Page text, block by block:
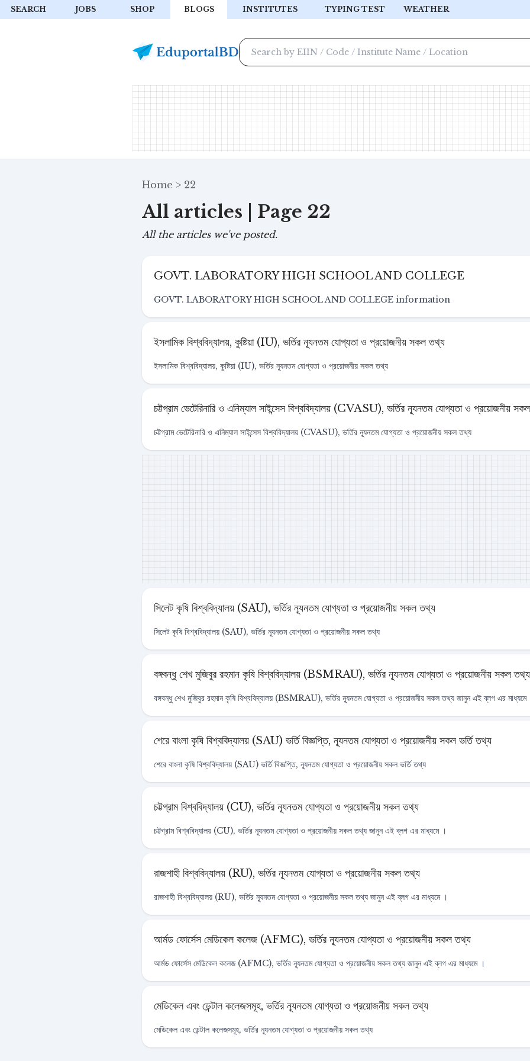
SEARCH JOBS SHOP BLOGS INSTITUTES TYPING TEST WEATHER
Home 22
All articles | Page 22
All the articles we've posted.
GOVT. LABORATORY HIGH SCHOOL AND COLLEGE
GOVT. LABORATORY HIGH SCHOOL AND COLLEGE information
ইসলামিক বিশ্ববিদ্যালয়, কুষ্টিয়া (IU), ভর্তির ন্যূনতম যোগ্যতা ও প্রয়োজনীয় সকল তথ্য
ইসলামিক বিশ্ববিদ্যালয়, কুষ্টিয়া (IU), ভর্তির ন্যূনতম যোগ্যতা ও প্রয়োজনীয় সকল তথ্য
চট্টগ্রাম ভেটেরিনারি ও এনিম্যাল সাইন্সেস বিশ্ববিদ্যালয় (CVASU), ভর্তির ন্যূনতম যোগ্যতা ও প্রয়োজনীয়
চট্টগ্রাম ভেটেরিনারি ও এনিম্যাল সাইন্সেস বিশ্ববিদ্যালয় (CVASU), ভর্তির ন্যূনতম যোগ্যতা ও প্রয়োজনীয় সকল তথ্য
সিলেট কৃষি বিশ্ববিদ্যালয় (SAU), ভর্তির ন্যূনতম যোগ্যতা ও প্রয়োজনীয় সকল তথ্য
সিলেট কৃষি বিশ্ববিদ্যালয় (SAU), ভর্তির ন্যূনতম যোগ্যতা ও প্রয়োজনীয় সকল তথ্য
বঙ্গবন্ধু শেখ মুজিবুর রহমান কৃষি বিশ্ববিদ্যালয় (BSMRAU), ভর্তির ন্যূনতম যোগ্যতা ও প্রয়োজনীয় সকল তথ্য
বঙ্গবন্ধু শেখ মুজিবুর রহমান কৃষি বিশ্ববিদ্যালয় (BSMRAU), ভর্তির ন্যূনতম যোগ্যতা ও প্রয়োজনীয় সকল তথ্য জানুন এই ব্লগ এর
শেরে বাংলা কৃষি বিশ্ববিদ্যালয় (SAU) ভর্তি বিজ্ঞপ্তি, ন্যূনতম যোগ্যতা ও প্রয়োজনীয় সকল ভর্তি তথ্য
শেরে বাংলা কৃষি বিশ্ববিদ্যালয় (SAU) ভর্তি বিজ্ঞপ্তি, ন্যূনতম যোগ্যতা ও প্রয়োজনীয় সকল ভর্তি তথ্য
চট্টগ্রাম বিশ্ববিদ্যালয় (CU), ভর্তির ন্যূনতম যোগ্যতা ও প্রয়োজনীয় সকল তথ্য
চট্টগ্রাম বিশ্ববিদ্যালয় (CU), ভর্তির ন্যূনতম যোগ্যতা ও প্রয়োজনীয় সকল তথ্য জানুন এই ব্লগ এর মাধ্যমে ।
রাজশাহী বিশ্ববিদ্যালয় (RU), ভর্তির ন্যূনতম যোগ্যতা ও প্রয়োজনীয় সকল তথ্য
রাজশাহী বিশ্ববিদ্যালয় (RU), ভর্তির ন্যূনতম যোগ্যতা ও প্রয়োজনীয় সকল তথ্য জানুন এই ব্লগ এর মাধ্যমে ।
আর্মড ফোর্সেস মেডিকেল কলেজ (AFMC), ভর্তির ন্যূনতম যোগ্যতা ও প্রয়োজনীয় সকল তথ্য
আর্মড ফোর্সেস মেডিকেল কলেজ (AFMC), ভর্তির ন্যূনতম যোগ্যতা ও প্রয়োজনীয় সকল তথ্য জানুন এই ব্লগ এর মাধ্যমে ।
মেডিকেল এবং ডেন্টাল কলেজসমূহ, ভর্তির ন্যূনতম যোগ্যতা ও প্রয়োজনীয় সকল তথ্য
মেডিকেল এবং ডেন্টাল কলেজসমূহ, ভর্তির ন্যূনতম যোগ্যতা ও প্রয়োজনীয় সকল তথ্য